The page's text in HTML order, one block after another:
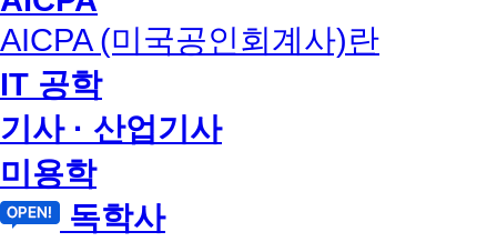
AICPA (미국공인회계사)란
IT 공학
기사 · 산업기사
미용학
독학사